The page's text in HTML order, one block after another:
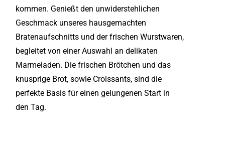
kommen. Genießt den unwiderstehlichen
Geschmack unseres hausgemachten
Bratenaufschnitts und der frischen Wurstwaren,
begleitet von einer Auswahl an delikaten
Marmeladen. Die frischen Brötchen und das
knusprige Brot, sowie Croissants, sind die
perfekte Basis für einen gelungenen Start in
den Tag.